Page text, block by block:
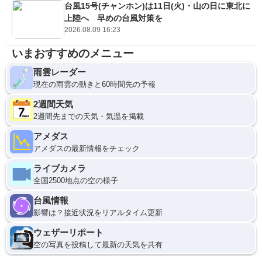
台風15号(チャンホン)は11日(火)・山の日に東北に
上陸へ 早めの台風対策を
2026.08.09 16:23
いまおすすめのメニュー
雨雲レーダー
現在の雨雲の動きと60時間先の予報
2週間天気
2週間先までの天気・気温を掲載
アメダス
アメダスの最新情報をチェック
ライブカメラ
全国2500地点の空の様子
台風情報
影響は？接近状況をリアルタイム更新
ウェザーリポート
空の写真を投稿して最新の天気を共有